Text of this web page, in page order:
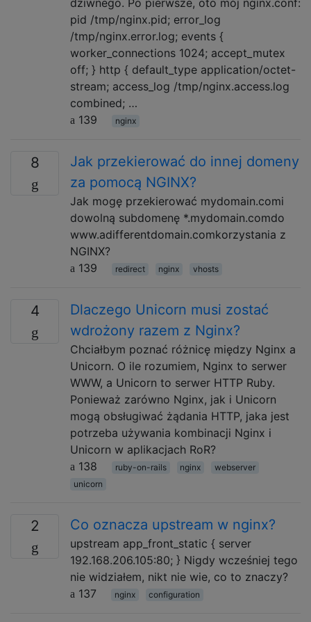
pid /tmp/nginx.pid; error_log
/tmp/nginx.error.log; events {
worker_connections 1024; accept_mutex
off; } http { default_type application/octet-
stream; access_log /tmp/nginx.access.log
combined; …
139
nginx
8
Jak przekierować do innej domeny
za pomocą NGINX?
Jak mogę przekierować mydomain.comi
dowolną subdomenę *.mydomain.comdo
www.adifferentdomain.comkorzystania z
NGINX?
139
redirect nginx vhosts
4
Dlaczego Unicorn musi zostać
wdrożony razem z Nginx?
Chciałbym poznać różnicę między Nginx a
Unicorn. O ile rozumiem, Nginx to serwer
WWW, a Unicorn to serwer HTTP Ruby.
Ponieważ zarówno Nginx, jak i Unicorn
mogą obsługiwać żądania HTTP, jaka jest
potrzeba używania kombinacji Nginx i
Unicorn w aplikacjach RoR?
138
ruby-on-rails nginx
webserver
unicorn
2 Co oznacza upstream w nginx?
upstream app_front_static { server
192.168.206.105:80; } Nigdy wcześniej tego
nie widziałem, nikt nie wie, co to znaczy?
137
nginx configuration